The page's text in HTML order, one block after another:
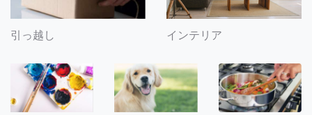
引っ越し インテリア